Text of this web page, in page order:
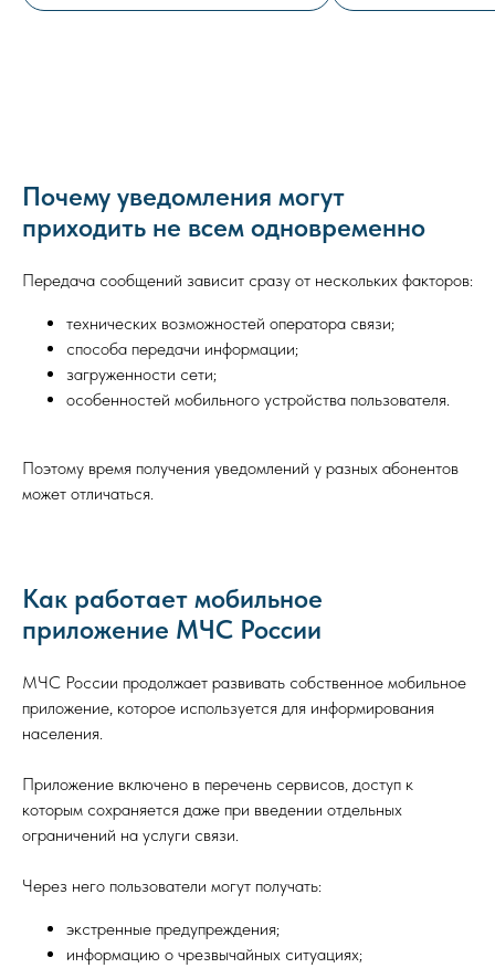
Почему уведомления могут
приходить не всем одновременно
Передача сообщений зависит сразу от нескольких факторов:
технических возможностей оператора связи;
способа передачи информации;
загруженности сети;
особенностей мобильного устройства пользователя.
Поэтому время получения уведомлений у разных абонентов
может отличаться.
Как работает мобильное
приложение МЧС России
МЧС России продолжает развивать собственное мобильное
приложение, которое используется для информирования
населения.
Приложение включено в перечень сервисов, доступ к
которым сохраняется даже при введении отдельных
ограничений на услуги связи.
Через него пользователи могут получать:
экстренные предупреждения;
информацию о чрезвычайных ситуациях;